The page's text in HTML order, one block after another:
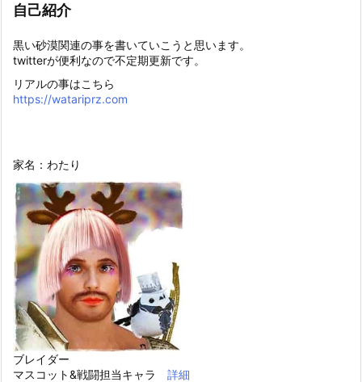
自己紹介
黒い砂漠関連の事を書いていこうと思います。
twitterが便利なので不定期更新です。
リアルの事はこちら
https://watariprz.com
家名：わたり
ブレイダー
マスコット&戦闘担当キャラ 詳細